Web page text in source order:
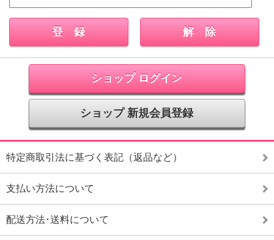
ショップ ログイン
ショップ 新規会員登録
特定商取引法に基づく表記（返品など）
支払い方法について
配送方法･送料について